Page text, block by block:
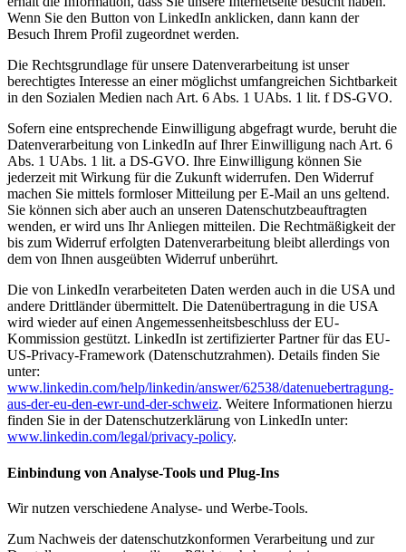
Wenn Sie den Button von LinkedIn anklicken, dann kann der
Besuch Ihrem Profil zugeordnet werden.
Die Rechtsgrundlage für unsere Datenverarbeitung ist unser
berechtigtes Interesse an einer möglichst umfangreichen Sichtbarkeit
in den Sozialen Medien nach Art. 6 Abs. 1 UAbs. 1 lit. f DS-GVO.
Sofern eine entsprechende Einwilligung abgefragt wurde, beruht die
Datenverarbeitung von LinkedIn auf Ihrer Einwilligung nach Art. 6
Abs. 1 UAbs. 1 lit. a DS-GVO. Ihre Einwilligung können Sie
jederzeit mit Wirkung für die Zukunft widerrufen. Den Widerruf
machen Sie mittels formloser Mitteilung per E-Mail an uns geltend.
Sie können sich aber auch an unseren Datenschutzbeauftragten
wenden, er wird uns Ihr Anliegen mitteilen. Die Rechtmäßigkeit der
bis zum Widerruf erfolgten Datenverarbeitung bleibt allerdings von
dem von Ihnen ausgeübten Widerruf unberührt.
Die von LinkedIn verarbeiteten Daten werden auch in die USA und
andere Drittländer übermittelt. Die Datenübertragung in die USA
wird wieder auf einen Angemessenheitsbeschluss der EU-
Kommission gestützt. LinkedIn ist zertifizierter Partner für das EU-
US-Privacy-Framework (Datenschutzrahmen). Details finden Sie
unter:
www.linkedin.com/help/linkedin/answer/62538/datenuebertragung-
aus-der-eu-den-ewr-und-der-schweiz. Weitere Informationen hierzu
finden Sie in der Datenschutzerklärung von LinkedIn unter:
www.linkedin.com/legal/privacy-policy.
Einbindung von Analyse-Tools und Plug-Ins
Wir nutzen verschiedene Analyse- und Werbe-Tools.
Zum Nachweis der datenschutzkonformen Verarbeitung und zur